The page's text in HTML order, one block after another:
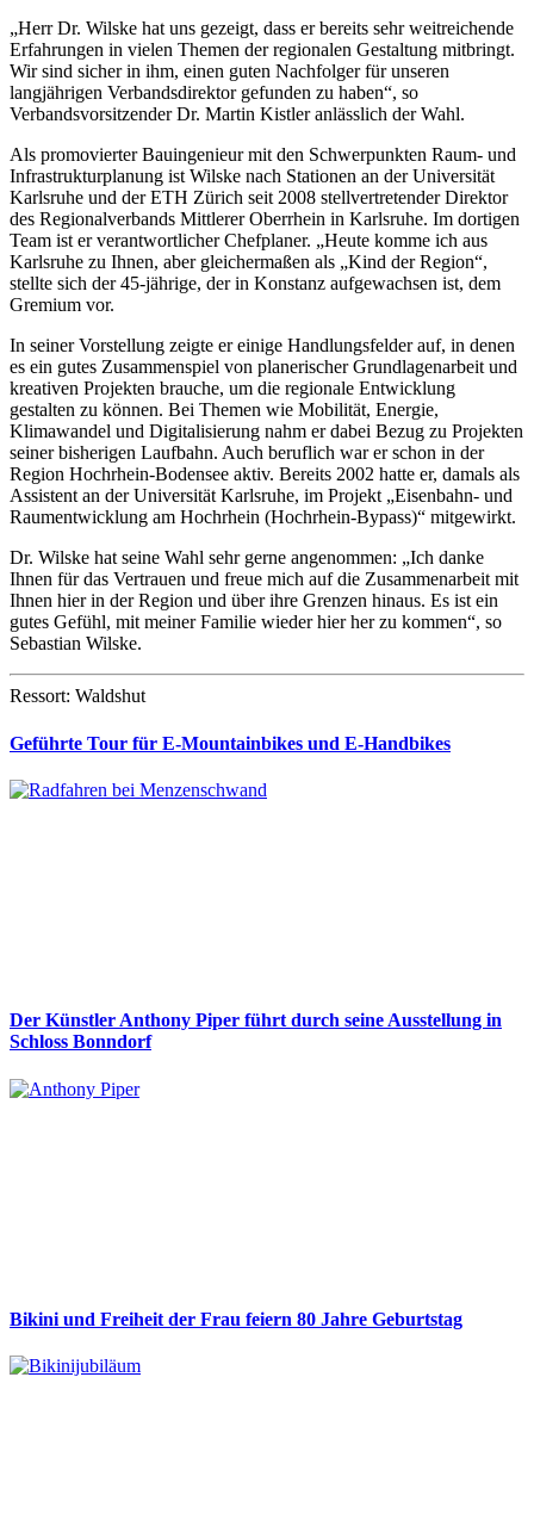
„Herr Dr. Wilske hat uns gezeigt, dass er bereits sehr weitreichende
Erfahrungen in vielen Themen der regionalen Gestaltung mitbringt.
Wir sind sicher in ihm, einen guten Nachfolger für unseren
langjährigen Verbandsdirektor gefunden zu haben“, so
Verbandsvorsitzender Dr. Martin Kistler anlässlich der Wahl.
Als promovierter Bauingenieur mit den Schwerpunkten Raum- und
Infrastrukturplanung ist Wilske nach Stationen an der Universität
Karlsruhe und der ETH Zürich seit 2008 stellvertretender Direktor
des Regionalverbands Mittlerer Oberrhein in Karlsruhe. Im dortigen
Team ist er verantwortlicher Chefplaner. „Heute komme ich aus
Karlsruhe zu Ihnen, aber gleichermaßen als „Kind der Region“,
stellte sich der 45-jährige, der in Konstanz aufgewachsen ist, dem
Gremium vor.
In seiner Vorstellung zeigte er einige Handlungsfelder auf, in denen
es ein gutes Zusammenspiel von planerischer Grundlagenarbeit und
kreativen Projekten brauche, um die regionale Entwicklung
gestalten zu können. Bei Themen wie Mobilität, Energie,
Klimawandel und Digitalisierung nahm er dabei Bezug zu Projekten
seiner bisherigen Laufbahn. Auch beruflich war er schon in der
Region Hochrhein-Bodensee aktiv. Bereits 2002 hatte er, damals als
Assistent an der Universität Karlsruhe, im Projekt „Eisenbahn- und
Raumentwicklung am Hochrhein (Hochrhein-Bypass)“ mitgewirkt.
Dr. Wilske hat seine Wahl sehr gerne angenommen: „Ich danke
Ihnen für das Vertrauen und freue mich auf die Zusammenarbeit mit
Ihnen hier in der Region und über ihre Grenzen hinaus. Es ist ein
gutes Gefühl, mit meiner Familie wieder hier her zu kommen“, so
Sebastian Wilske.
Ressort: Waldshut
Geführte Tour für E-Mountainbikes und E-Handbikes
Der Künstler Anthony Piper führt durch seine Ausstellung in
Schloss Bonndorf
Bikini und Freiheit der Frau feiern 80 Jahre Geburtstag